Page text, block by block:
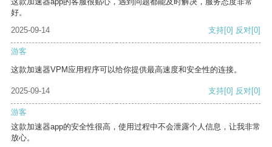
好。
2025-09-14
支持[0] 反对[0]
游客
这款加速器VPM应用程序可以给你提供最高速度和安全性的连接。
2025-09-14 支持[0] 反对[0]
游客
这款加速器app的安全性很高，使用过程中不会泄露个人信息，让我非常
放心。